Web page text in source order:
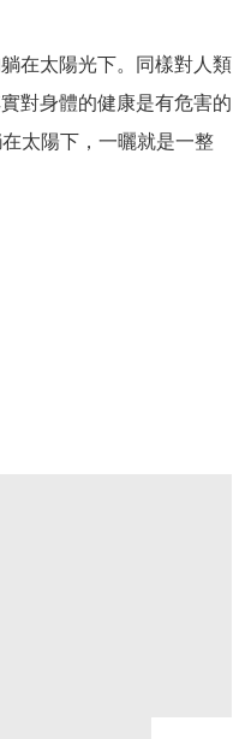
在太陽光下。同樣對人類
對身體的健康是有危害的
太陽下，一曬就是一整